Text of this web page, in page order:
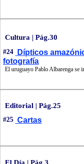
Cultura | Pág.30
#24
Dípticos
fotografía
El uruguayo Pablo Albarenga se
Editorial | Pág.25
#25 Cartas
El Día | Pág.3